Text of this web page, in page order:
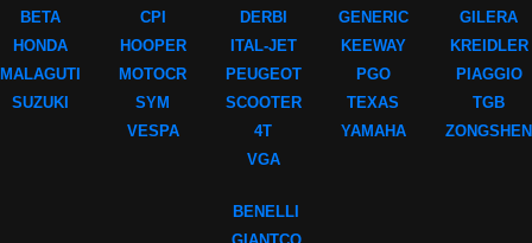
BETA
HONDA
MALAGUTI
SUZUKI
CPI
HOOPER
MOTOCR
SYM
VESPA
DERBI
ITAL-JET
PEUGEOT
SCOOTER
4T
VGA
GENERIC
KEEWAY
PGO
TEXAS
YAMAHA
GILERA
KREIDLER
PIAGGIO
TGB
ZONGSHEN
BENELLI